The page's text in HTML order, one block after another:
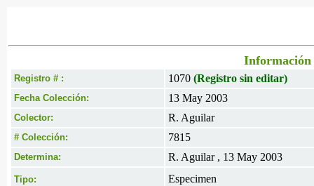
Información
Registro # : 1070 (Registro sin editar)
Fecha Colección: 13 May 2003
Colector: R. Aguilar
# Colección: 7815
Determina: R. Aguilar , 13 May 2003
Tipo: Especimen